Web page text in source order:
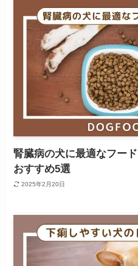
腎臓病の犬に最適なフー
おすすめ5選
2025年2月20日